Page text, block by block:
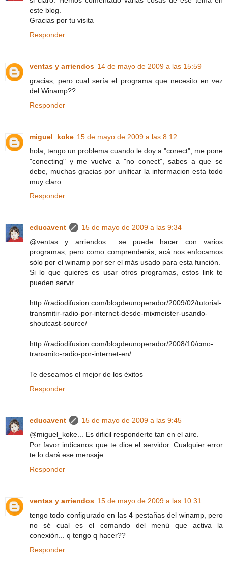
este blog.
Gracias por tu visita
Responder
ventas y arriendos 14 de mayo de 2009 a las 15:59
gracias, pero cual sería el programa que necesito en vez
del Winamp??
Responder
miguel_koke 15 de mayo de 2009 a las 8:12
hola, tengo un problema cuando le doy a "conect", me pone
"conecting" y me vuelve a "no conect", sabes a que se
debe, muchas gracias por unificar la informacion esta todo
muy claro.
Responder
educavent
15 de mayo de 2009 a las 9:34
@ventas y arriendos... se puede hacer con varios
programas, pero como comprenderás, acá nos enfocamos
sólo por el winamp por ser el más usado para esta función.
Si lo que quieres es usar otros programas, estos link te
pueden servir...
http://radiodifusion.com/blogdeunoperador/2009/02/tutorial-
transmitir-radio-por-internet-desde-mixmeister-usando-
shoutcast-source/
http://radiodifusion.com/blogdeunoperador/2008/10/cmo-
transmito-radio-por-internet-en/
Te deseamos el mejor de los éxitos
Responder
educavent
15 de mayo de 2009 a las 9:45
@miguel_koke... Es dificil responderte tan en el aire.
Por favor indicanos que te dice el servidor. Cualquier error
te lo dará ese mensaje
Responder
ventas y arriendos 15 de mayo de 2009 a las 10:31
tengo todo configurado en las 4 pestañas del winamp, pero
no sé cual es el comando del menú que activa la
conexión... q tengo q hacer??
Responder